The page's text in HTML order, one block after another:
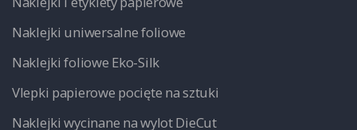
Naklejki uniwersalne foliowe
Naklejki foliowe Eko-Silk
Vlepki papierowe pocięte na sztuki
Naklejki wycinane na wylot DieCut